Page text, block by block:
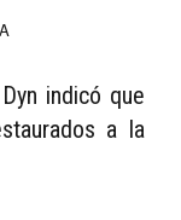
indicó que
a la